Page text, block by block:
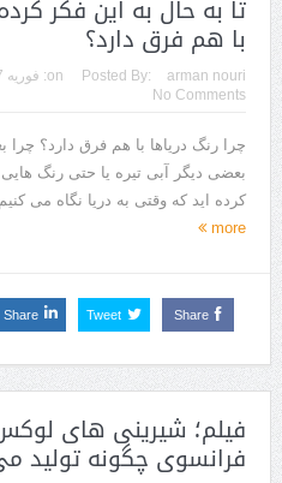
تا به حال به این فکر
با هم فرق دارد؟
Posted By: arman nouri
on: فوریه 27, 2025
No Comments
چرا رنگ دریاها با هم فرق دارد؟ چرا
بعضی دیگر آبی تیره یا حتی رنگ
کرده اید که وقتی به دریا نگاه می
more
Share
Tweet
Share
فیلم؛ شیرینی های
فرانسوی چگونه تولید